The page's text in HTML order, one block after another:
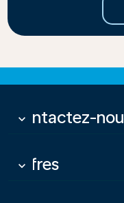
Contactez-
keyboard_arrow_down
Offres
keyboard_arrow_down